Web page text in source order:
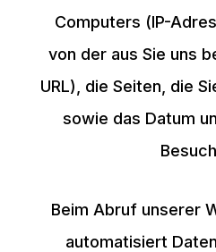
Computers (IP-
von der aus Sie uns
URL), die Seiten, die
sowie das Datum
Beim Abruf unserer
automatisiert